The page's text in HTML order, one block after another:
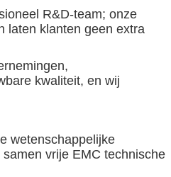
R&D-team; onze
laten klanten geen extra
kwaliteit, en wij
wetenschappelijke
vrije EMC technische